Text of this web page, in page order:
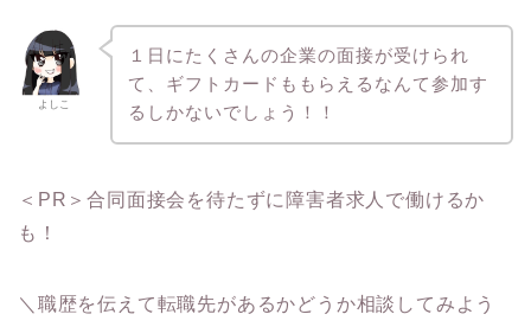
よしこ
１日にたくさんの企業の面接が受けられ
て、ギフトカードももらえるなんて参加す
るしかないでしょう！！
＜PR＞合同面接会を待たずに障害者求人で働けるか
も！
＼職歴を伝えて転職先があるかどうか相談してみよう